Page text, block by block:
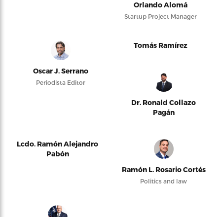
Orlando Alomá
Startup Project Manager
Oscar J. Serrano
Periodista Editor
Tomás Ramírez
Dr. Ronald Collazo
Pagán
Lcdo. Ramón Alejandro
Pabón
Ramón L. Rosario Cortés
Politics and law